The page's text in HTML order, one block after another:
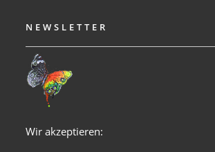
NEWSLETTER
Wir akzeptieren: